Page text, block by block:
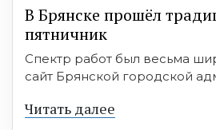
В Брянске прошёл
пятничник
Спектр работ был весьма
сайт Брянской городской
Читать далее